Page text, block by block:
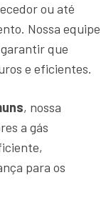
ou até
Nossa equipe
que
e eficientes.
, nossa
a gás
para os